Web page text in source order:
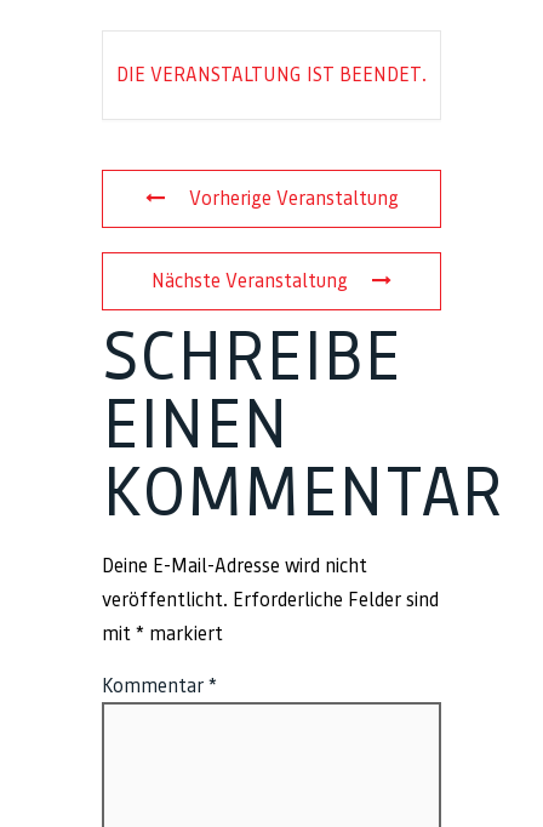
DIE VERANSTALTUNG IST BEENDET.
Vorherige Veranstaltung
Nächste Veranstaltung
SCHREIBE
EINEN
KOMMENTAR
Deine E-Mail-Adresse wird nicht
veröffentlicht. Erforderliche Felder sind
mit * markiert
Kommentar *